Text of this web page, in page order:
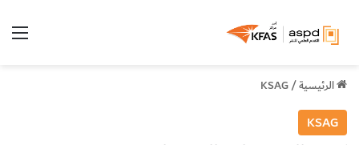
الرئيسية/
KSAG
KSAG